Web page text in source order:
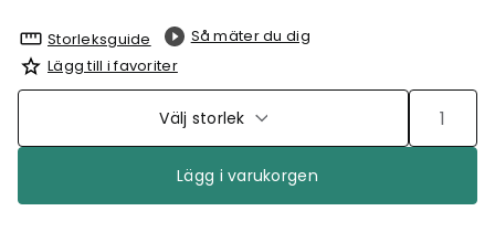
Storleksguide
Så mäter du dig
Lägg till i favoriter
Välj storlek
Lägg i varukorgen